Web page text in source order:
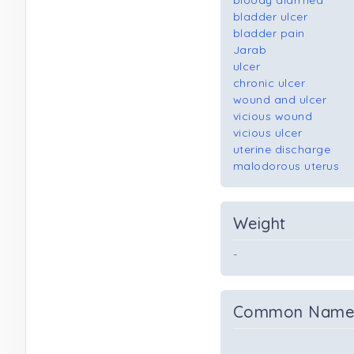
bladder ulcer
bladder pain
Jarab
ulcer
chronic ulcer
wound and ulcer
vicious wound
vicious ulcer
uterine discharge
malodorous uterus
Weight
-
Common Name